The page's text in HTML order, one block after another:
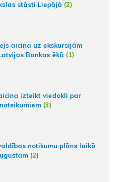
stāsti Liepājā (2)
aicina uz ekskursijām
Bankas ēkā (1)
izteikt viedokli par
(3)
notikumu plāns laikā
(2)